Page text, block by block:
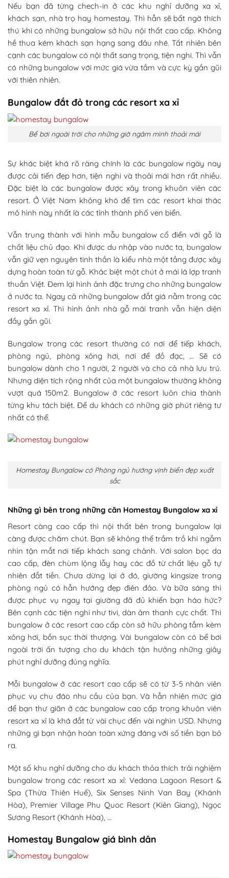
Nếu bạn đã từng chech-in ở các khu nghỉ dưỡng xa xỉ,
khách sạn, nhà trọ hay homestay. Thì hẳn sẽ bất ngờ thích
thú khi có những bungalow sở hữu nội thất cao cấp. Không
hề thua kém khách sạn hạng sang đâu nhé. Tất nhiên bên
cạnh các bungalow có nội thất sang trọng, tiện nghi. Thì vẫn
có những bungalow với mức giá vừa tầm và cực kỳ gần gũi
với thiên nhiên.
Bungalow đắt đỏ trong các resort xa xỉ
Bể bơi ngoài trời cho những giờ ngâm mình thoải mái
Sự khác biệt khá rõ ràng chính là các bungalow ngày nay
được cải tiến đẹp hơn, tiện nghi và thoải mái hơn rất nhiều.
Đặc biệt là các bungalow được xây trong khuôn viên các
resort. Ở Việt Nam không khó để tìm các resort khai thác
mô hình này nhất là các tỉnh thành phố ven biển.
Vẫn trung thành với hình mẫu bungalow cổ điển với gỗ là
chất liệu chủ đạo. Khi được du nhập vào nước ta, bungalow
vẫn giữ vẹn nguyên tinh thần là kiểu nhà một tầng được xây
dựng hoàn toàn từ gỗ. Khác biệt một chút ở mái lá lợp tranh
thuần Việt. Đem lại hình ảnh đặc trưng cho những bungalow
ở nước ta. Ngay cả những bungalow đắt giá nằm trong các
resort xa xỉ. Thì hình ảnh nhà gỗ mái tranh vẫn hiện diện
đầy gần gũi.
Bungalow trong các resort thường có nơi để tiếp khách,
phòng ngủ, phòng xông hơi, nơi để đồ đạc, … Sẽ có
bungalow dành cho 1 người, 2 người và cho cả nhà lưu trú.
Nhưng diện tích rộng nhất của một bungalow thường không
vượt quá 150m2. Bungalow ở các resort luôn chia thành
từng khu tách biệt. Để du khách có những giờ phút riêng tư
nhất có thể.
Homestay Bungalow có Phòng ngủ hướng vịnh biển đẹp xuất
sắc
Những gì bên trong những căn Homestay Bungalow xa xỉ
Resort càng cao cấp thì nội thất bên trong bungalow lại
càng được chăm chút. Bạn sẽ không thể trầm trồ khi ngắm
nhìn tận mắt nơi tiếp khách sang chảnh. Với salon bọc da
cao cấp, đèn chùm lộng lẫy hay các đồ từ chất liệu gỗ tự
nhiên đắt tiền. Chưa dừng lại ở đó, giường kingsize trong
phòng ngủ có hẳn hướng đẹp điên đảo. Và bữa sáng thì
được phục vụ ngay tại giường đã đủ khiến bạn háo hức?
Bên cạnh các tiện nghi như tivi, dàn âm thanh cực chất. Thì
bungalow ở các resort cao cấp còn sở hữu phòng tắm kèm
xông hơi, bồn sục thời thượng. Vài bungalow còn có bể bơi
ngoài trời ấn tượng cho du khách tận hưởng những giây
phút nghỉ dưỡng đúng nghĩa.
Mỗi bungalow ở các resort cao cấp sẽ có từ 3-5 nhân viên
phục vụ chu đáo nhu cầu của bạn. Và hẳn nhiên mức giá
để bạn thư giãn ở các bungalow cao cấp trong khuôn viên
resort xa xỉ là khá đắt từ vài chục đến vài nghìn USD. Nhưng
những gì bạn nhận hoàn toàn xứng đáng với số tiền bạn bỏ
ra.
Một số khu nghỉ dưỡng cho du khách thỏa thích trải nghiệm
bungalow trong các resort xa xỉ: Vedana Lagoon Resort &
Spa (Thừa Thiên Huế), Six Senses Ninh Van Bay (Khánh
Hòa), Premier Village Phu Quoc Resort (Kiên Giang), Ngọc
Sương Resort (Khánh Hòa), …
Homestay Bungalow giá bình dân